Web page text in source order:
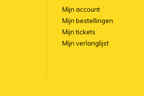
Mijn account
Mijn bestellingen
Mijn tickets
Mijn verlanglijst